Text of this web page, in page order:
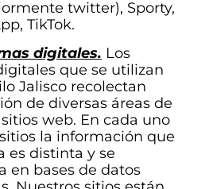
twitter), Sporty,
TikTok.
digitales. Los
que se utilizan
Jalisco recolectan
de diversas áreas de
web. En cada uno
la información que
es distinta y se
en bases de datos